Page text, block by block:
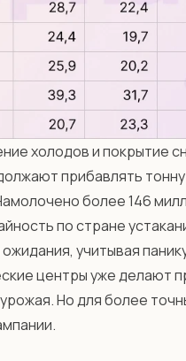
холодов и покрытие
прибавлять
более 146
по стране
учитывая
центры уже делают
Но для более